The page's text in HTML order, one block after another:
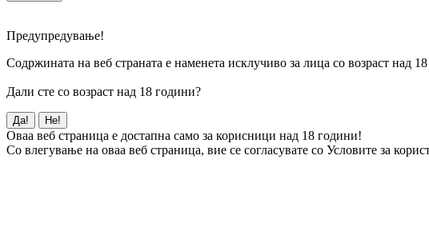
Предупредување!
Содржината на веб страната е наменета исклучиво за лица со возраст над
Дали сте со возраст над 18 години?
Да! Не!
Оваа веб страница е достапна само за корисници над 18 години!
Со влегување на оваа веб страница, вие се согласувате со Условите за